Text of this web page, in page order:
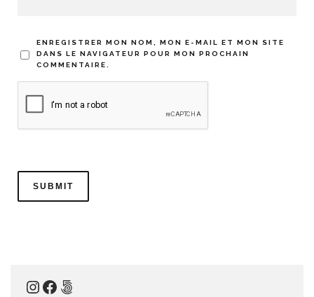
ENREGISTRER MON NOM, MON E-MAIL ET MON SITE
DANS LE NAVIGATEUR POUR MON PROCHAIN
COMMENTAIRE.
Instagram
Facebook
500px